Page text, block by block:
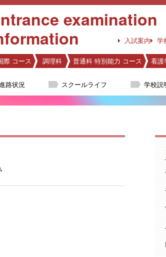
examination
入試案内 学
際 コース 調理科 普通科 特別能力 コース 看護
路状況 スクールライフ 学校説